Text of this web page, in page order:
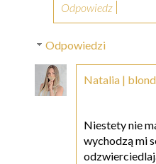
Odpowiedz
Odpowiedzi
Natalia |
Niestety nie
wychodzą mi